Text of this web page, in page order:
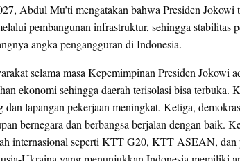
Abdul Mu’ti mengatakan bahwa Presiden Jokowi
pembangunan infrastruktur, sehingga stabilitas
angka pengangguran di Indonesia.
selama masa Kepemimpinan Presiden Jokowi
ekonomi sehingga daerah terisolasi bisa terbuka.
lapangan pekerjaan meningkat. Ketiga,
bernegara dan berbangsa berjalan dengan baik.
internasional seperti KTT G20, KTT ASEAN, dan